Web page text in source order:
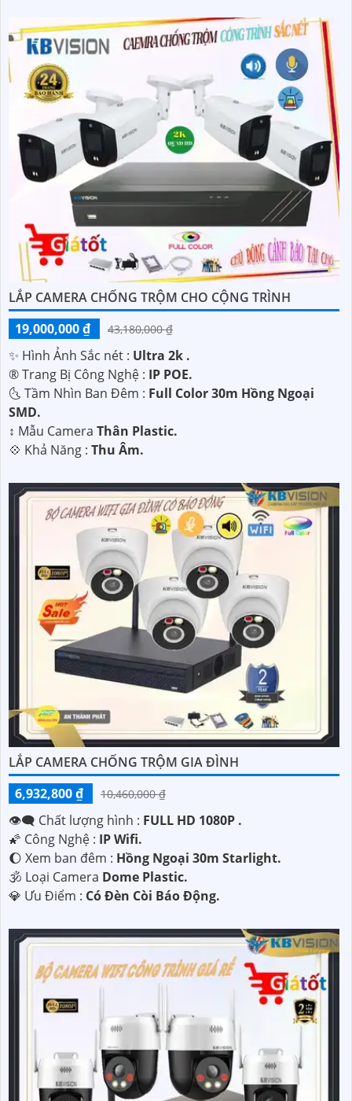
LẮP CAMERA CHỐNG TRỘM CHO CỘNG TRÌNH
19,000,000 ₫
43,180,000 ₫
✨ Hình Ảnh Sắc nét : Ultra 2k .
®️ Trang Bị Công Nghệ : IP POE.
🌜 Tầm Nhìn Ban Đêm : Full Color 30m Hồng Ngoại
SMD.
↕️ Mẫu Camera Thân Plastic.
️💠 Khả Năng : Thu Âm.
LẮP CAMERA CHỐNG TRỘM GIA ĐÌNH
6,932,800 ₫
10,460,000 ₫
👁️‍🗨 Chất lượng hình : FULL HD 1080P .
🌠 Công Nghệ : IP Wifi.
🌔 Xem ban đêm : Hồng Ngoại 30m Starlight.
🕉️ Loại Camera Dome Plastic.
️💎 Ưu Điểm : Có Ðèn Còi Báo Động.